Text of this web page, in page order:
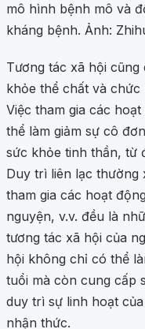
mô hình bệnh mô và
kháng bệnh. Ảnh:
Tương tác xã hội
khỏe thể chất và
Việc tham gia các
thể làm giảm sự cô
sức khỏe tinh thần, từ
Duy trì liên lạc thường
tham gia các hoạt
nguyện, v.v. đều là
tương tác xã hội của
hội không chỉ có thể
tuổi mà còn cung cấp
duy trì sự linh hoạt
nhận thức.